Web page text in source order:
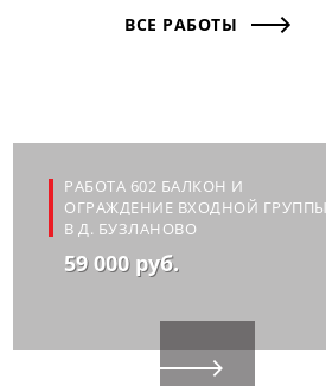
ВСЕ РАБОТЫ
РАБОТА 602 БАЛКОН И
ОГРАЖДЕНИЕ ВХОДНОЙ
В Д. БУЗЛАНОВО
59 000 руб.